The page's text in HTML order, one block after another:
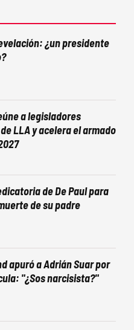
¿un presidente
a legisladores
LLA y acelera el armado
de De Paul para
de su padre
apuró a Adrián Suar por
"¿Sos narcisista?"